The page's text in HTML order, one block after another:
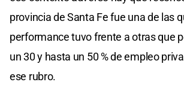
provincia de Santa Fe fue una de las
performance tuvo frente a otras que
un 30 y hasta un 50 % de empleo
ese rubro.